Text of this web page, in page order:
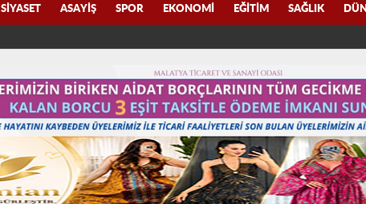
SIYASET ASAYIŞ SPOR EKONOMI EĞITIM SAĞLIK